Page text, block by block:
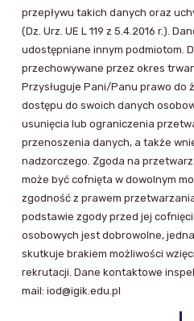
przepływu takich danych oraz
(Dz. Urz. UE L 119 z 5.4.2016 r.).
udostępniane innym podmiotom.
przechowywane przez okres
Przysługuje Pani/Panu prawo do
dostępu do swoich danych
usunięcia lub ograniczenia
przenoszenia danych, a także
nadzorczego. Zgoda na
może być cofnięta w dowolnym
zgodność z prawem
podstawie zgody przed jej
osobowych jest dobrowolne,
skutkuje brakiem możliwości
rekrutacji. Dane kontaktowe
mail: iod@igik.edu.pl